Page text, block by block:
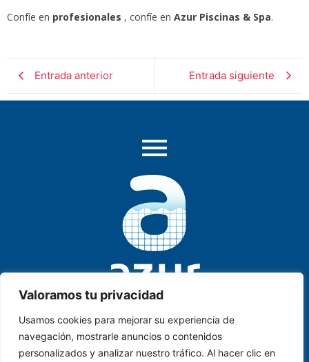
Valoramos tu privacidad
Usamos cookies para mejorar su experiencia de
navegación, mostrarle anuncios o contenidos
personalizados y analizar nuestro tráfico. Al hacer clic en
Confíe en profesionales , confíe en Azur Piscinas & Spa.
Entrada anterior Entrada siguiente
AZUR PISCINAS & SPA. C/ Historiador Juan Manzano,
2, Local B-1-1 | Dos Hermanas | SEVILLA